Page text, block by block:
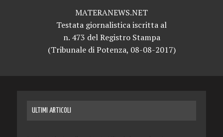
MATERANEWS.NET
Testata giornalistica iscritta al
n. 473 del Registro Stampa
(Tribunale di Potenza, 08-08-2017)
ULTIMI ARTICOLI